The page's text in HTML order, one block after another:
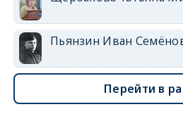
Пьянзин Иван
Перейти в